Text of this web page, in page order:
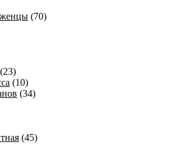
(70)
(23)
(10)
(34)
(45)